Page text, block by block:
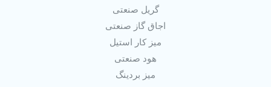
گریل صنعتی
اجاق گاز صنعتی
میز کار استیل
هود صنعتی
میز بردینگ